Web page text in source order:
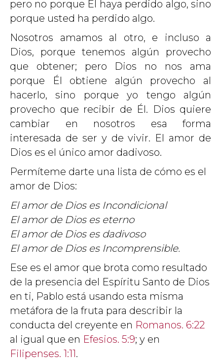
pero no porque Él haya perdido algo, sino
porque usted ha perdido algo.
Nosotros amamos al otro, e incluso a
Dios, porque tenemos algún provecho
que obtener; pero Dios no nos ama
porque Él obtiene algún provecho al
hacerlo, sino porque yo tengo algún
provecho que recibir de Él. Dios quiere
cambiar en nosotros esa forma
interesada de ser y de vivir. El amor de
Dios es el único amor dadivoso.
Permíteme darte una lista de cómo es el
amor de Dios:
El amor de Dios es Incondicional
El amor de Dios es eterno
El amor de Dios es dadivoso
El amor de Dios es Incomprensible.
Ese es el amor que brota como resultado
de la presencia del Espíritu Santo de Dios
en ti, Pablo está usando esta misma
metáfora de la fruta para describir la
conducta del creyente en Romanos. 6:22
al igual que en Efesios. 5:9; y en
Filipenses. 1:11.